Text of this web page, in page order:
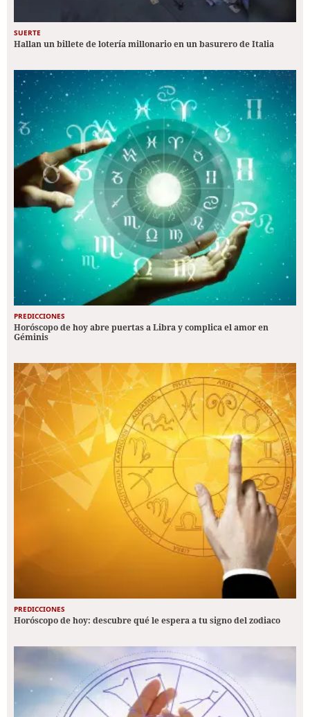
SUERTE
Hallan un billete de lotería millonario en un basurero de Italia
PREDICCIONES
Horóscopo de hoy abre puertas a Libra y complica el amor en
Géminis
PREDICCIONES
Horóscopo de hoy: descubre qué le espera a tu signo del zodiaco